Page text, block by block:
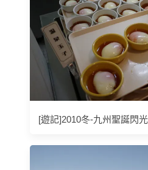
[遊記]2010冬-九州聖誕閃